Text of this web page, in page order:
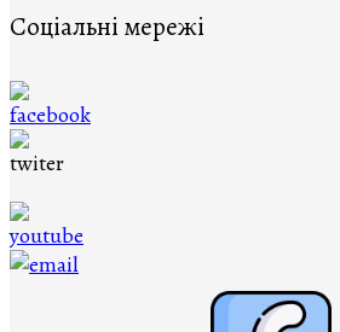
Соціальні мережі